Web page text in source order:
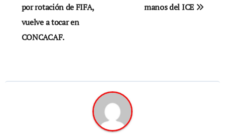
entradas
por rotación de FIFA,
vuelve a tocar en
CONCACAF.
manos del ICE